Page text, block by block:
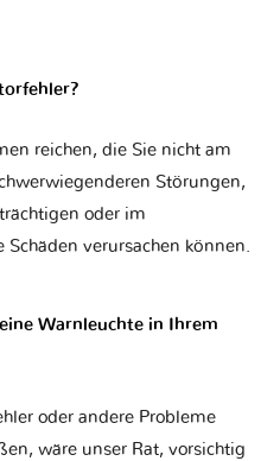
reichen, die Sie nicht am
Störungen,
oder im
verursachen können.
Warnleuchte in Ihrem
oder andere Probleme
wäre unser Rat, vorsichtig